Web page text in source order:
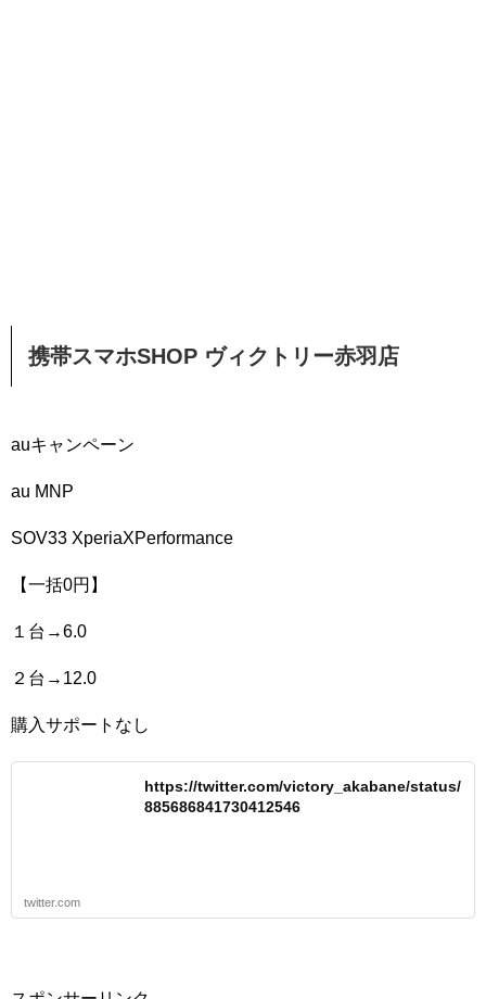
携帯スマホSHOP ヴィクトリー赤羽店
auキャンペーン
au MNP
SOV33 XperiaXPerformance
【一括0円】
１台→6.0
２台→12.0
購入サポートなし
https://twitter.com/victory_akabane/status/
885686841730412546
twitter.com